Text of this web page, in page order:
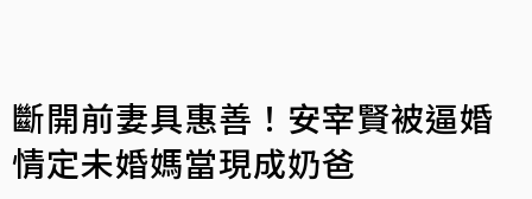
斷開前妻具惠善！安宰賢被逼婚
情定未婚媽當現成奶爸